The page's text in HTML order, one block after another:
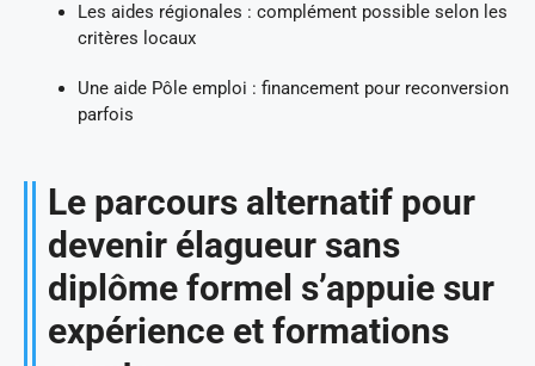
Les aides régionales : complément possible selon les
critères locaux
Une aide Pôle emploi : financement pour reconversion
parfois
Le parcours alternatif pour
devenir élagueur sans
diplôme formel s’appuie sur
expérience et formations